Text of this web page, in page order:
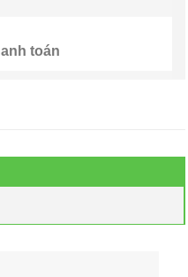
toán